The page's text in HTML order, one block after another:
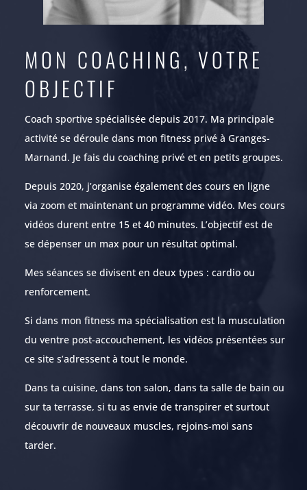
MON COACHING, VOTRE
OBJECTIF
Coach sportive spécialisée depuis 2017. Ma principale
activité se déroule dans mon fitness privé à Granges-
Marnand. Je fais du coaching privé et en petits groupes.
Depuis 2020, j’organise également des cours en ligne
via zoom et maintenant un programme vidéo. Mes cours
vidéos durent entre 15 et 40 minutes. L’objectif est de
se dépenser un max pour un résultat optimal.
Mes séances se divisent en deux types : cardio ou
renforcement.
Si dans mon fitness ma spécialisation est la musculation
du ventre post-accouchement, les vidéos présentées sur
ce site s’adressent à tout le monde.
Dans ta cuisine, dans ton salon, dans ta salle de bain ou
sur ta terrasse, si tu as envie de transpirer et surtout
découvrir de nouveaux muscles, rejoins-moi sans
tarder.